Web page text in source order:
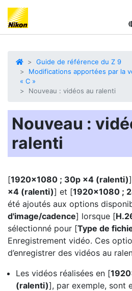
Guide de référence du Z 9
Modifications apportées par la
« C »
Nouveau : vidéos au ralenti
Nouveau :
ralenti
[1920×1080 ; 30p ×4 (ralenti)
×4 (ralenti)] et [1920×1080 ;
été ajoutés aux options
d'image/cadence] lorsque [
sélectionné pour [Type de
Enregistrement vidéo. Ces
d’enregistrer des vidéos au
Les vidéos réalisées en [
(ralenti)], par exemple, sont